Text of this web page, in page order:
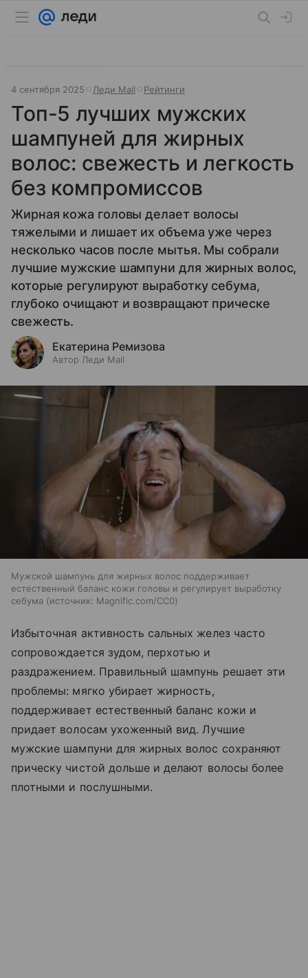
4 сентября 2025 Леди Mail Рейтинги
Топ-5 лучших мужских
шампуней для жирных
волос: свежесть и легкость
без компромиссов
Жирная кожа головы делает волосы
тяжелыми и лишает их объема уже через
несколько часов после мытья. Мы собрали
лучшие мужские шампуни для жирных волос,
которые регулируют выработку себума,
глубоко очищают и возвращают прическе
свежесть.
Екатерина Ремизова
Автор Леди Mail
Мужской шампунь для жирных волос поддерживает
естественный баланс кожи головы и регулирует выработку
себума
источник: Magnific.com/CC0
Избыточная активность сальных желез часто
сопровождается зудом, перхотью и
раздражением. Правильный шампунь решает эти
проблемы: мягко убирает жирность,
поддерживает естественный баланс кожи и
придает волосам ухоженный вид. Лучшие
мужские шампуни для жирных волос сохраняют
прическу чистой дольше и делают волосы более
плотными и послушными.